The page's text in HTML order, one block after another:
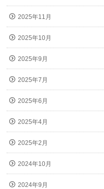
2025年11月
2025年10月
2025年9月
2025年7月
2025年6月
2025年4月
2025年2月
2024年10月
2024年9月